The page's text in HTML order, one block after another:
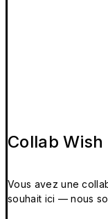
Collab Wish
Vous avez une
souhait ici — nous